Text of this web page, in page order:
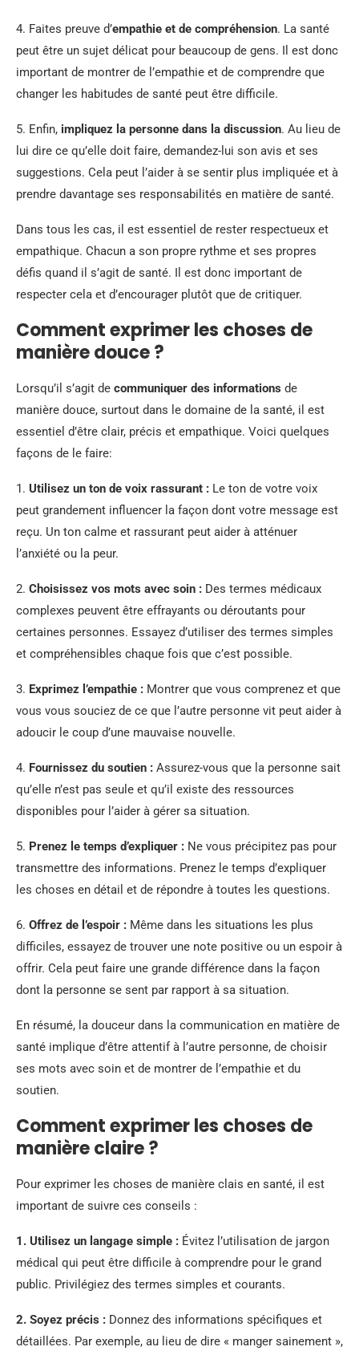
4. Faites preuve d’empathie et de compréhension. La santé
peut être un sujet délicat pour beaucoup de gens. Il est donc
important de montrer de l’empathie et de comprendre que
changer les habitudes de santé peut être difficile.
5. Enfin, impliquez la personne dans la discussion. Au lieu de
lui dire ce qu’elle doit faire, demandez-lui son avis et ses
suggestions. Cela peut l’aider à se sentir plus impliquée et à
prendre davantage ses responsabilités en matière de santé.
Dans tous les cas, il est essentiel de rester respectueux et
empathique. Chacun a son propre rythme et ses propres
défis quand il s’agit de santé. Il est donc important de
respecter cela et d’encourager plutôt que de critiquer.
Comment exprimer les choses de
manière douce ?
Lorsqu’il s’agit de communiquer des informations de
manière douce, surtout dans le domaine de la santé, il est
essentiel d’être clair, précis et empathique. Voici quelques
façons de le faire:
1. Utilisez un ton de voix rassurant : Le ton de votre voix
peut grandement influencer la façon dont votre message est
reçu. Un ton calme et rassurant peut aider à atténuer
l’anxiété ou la peur.
2. Choisissez vos mots avec soin : Des termes médicaux
complexes peuvent être effrayants ou déroutants pour
certaines personnes. Essayez d’utiliser des termes simples
et compréhensibles chaque fois que c’est possible.
3. Exprimez l’empathie : Montrer que vous comprenez et que
vous vous souciez de ce que l’autre personne vit peut aider à
adoucir le coup d’une mauvaise nouvelle.
4. Fournissez du soutien : Assurez-vous que la personne sait
qu’elle n’est pas seule et qu’il existe des ressources
disponibles pour l’aider à gérer sa situation.
5. Prenez le temps d’expliquer : Ne vous précipitez pas pour
transmettre des informations. Prenez le temps d’expliquer
les choses en détail et de répondre à toutes les questions.
6. Offrez de l’espoir : Même dans les situations les plus
difficiles, essayez de trouver une note positive ou un espoir à
offrir. Cela peut faire une grande différence dans la façon
dont la personne se sent par rapport à sa situation.
En résumé, la douceur dans la communication en matière de
santé implique d’être attentif à l’autre personne, de choisir
ses mots avec soin et de montrer de l’empathie et du
soutien.
Comment exprimer les choses de
manière claire ?
Pour exprimer les choses de manière clais en santé, il est
important de suivre ces conseils :
1. Utilisez un langage simple : Évitez l’utilisation de jargon
médical qui peut être difficile à comprendre pour le grand
public. Privilégiez des termes simples et courants.
2. Soyez précis : Donnez des informations spécifiques et
détaillées. Par exemple, au lieu de dire « manger sainement »,